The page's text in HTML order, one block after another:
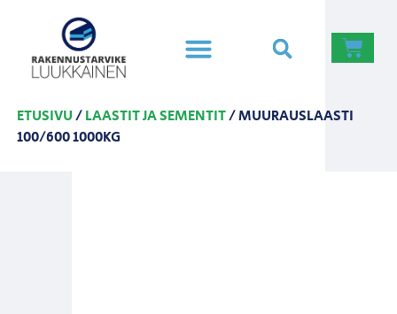
ETUSIVU/LAASTIT JA SEMENTIT/ MUURAUSLAASTI
100/600 1000KG